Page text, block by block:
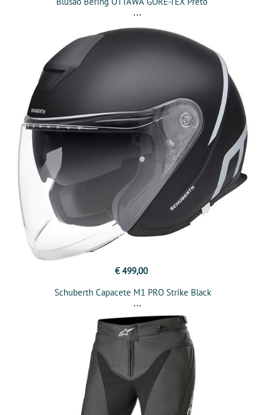
€ 499,00
Schuberth Capacete M1 PRO Strike Black